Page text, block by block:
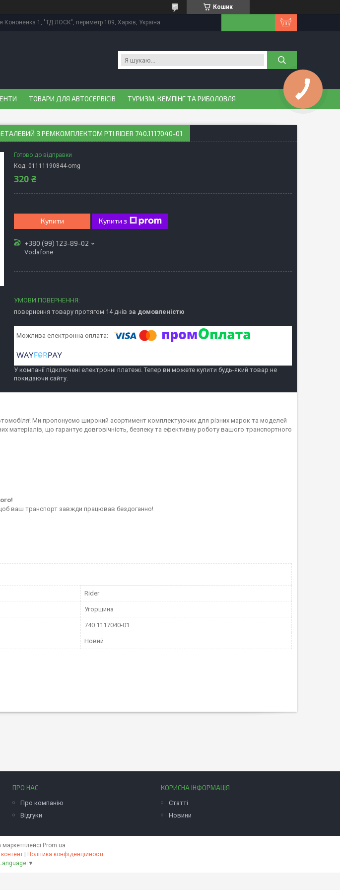
Кошик
Кононенка 1, "ТД ЛОСК", периметр 109, Харків, Україна
ТОВАРИ ДЛЯ АВТОСЕРВІСІВ ТУРИЗМ, КЕМПІНГ ТА РИБОЛОВЛЯ
З РЕМКОМПЛЕКТОМ РТІ RIDER 740.1117040-01
Готово до відправки
Код: 01111190844-omg
320 ₴
Купити Купити з
+380 (99) 123-89-02
Vodafone
повернення товару протягом 14 днів за домовленістю
У компанії підключені електронні платежі. Тепер ви можете купити будь-який товар не
покидаючи сайту.
Ми пропонуємо широкий асортимент комплектуючих для різних марок та моделей
матеріалів, що гарантує довговічність, безпеку та ефективну роботу вашого транспортного
щоб ваш транспорт завжди працював бездоганно!
Rider
Угорщина
740.1117040-01
Новий
ПРО НАС
Про компанію
Відгуки
КОРИСНА ІНФОРМАЦІЯ
Статті
Новини
Prom.ua
| Політика конфіденційності
▼